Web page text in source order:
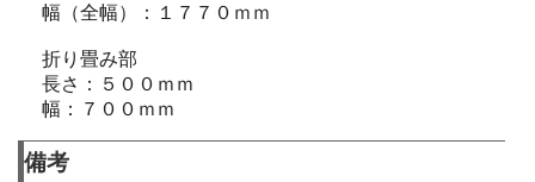
幅（全幅）：１７７０ｍｍ
折り畳み部
長さ：５００ｍｍ
幅：７００ｍｍ
備考